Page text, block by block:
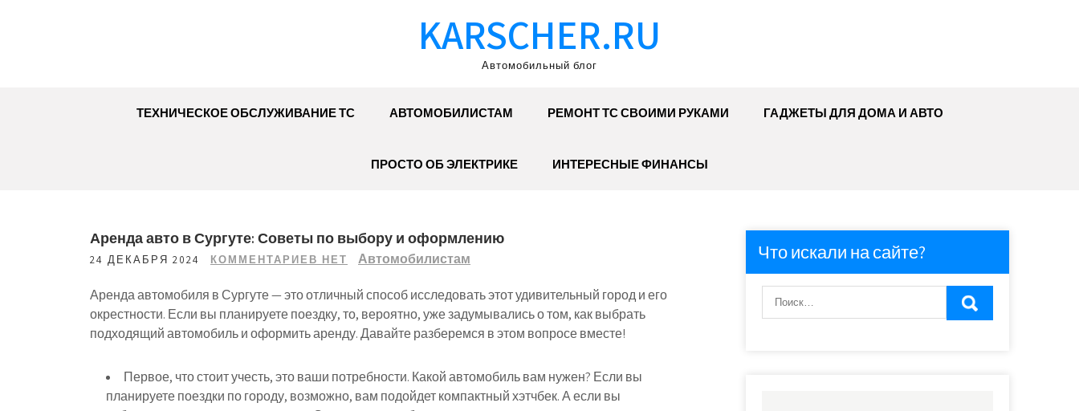
KARSCHER.RU
Автомобильный блог
ТЕХНИЧЕСКОЕ ОБСЛУЖИВАНИЕ ТС АВТОМОБИЛИСТАМ РЕМОНТ ТС СВОИМИ РУКАМИ ГАДЖЕТЫ ДЛЯ ДОМА И АВТО
ПРОСТО ОБ ЭЛЕКТРИКЕ ИНТЕРЕСНЫЕ ФИНАНСЫ
Аренда авто в Сургуте: Советы по выбору и оформлению
24 ДЕКАБРЯ 2024 КОММЕНТАРИЕВ НЕТ Автомобилистам
Аренда автомобиля в Сургуте — это отличный способ исследовать этот удивительный город и его
окрестности. Если вы планируете поездку, то, вероятно, уже задумывались о том, как выбрать
подходящий автомобиль и оформить аренду. Давайте разберемся в этом вопросе вместе!
Первое, что стоит учесть, это ваши потребности. Какой автомобиль вам нужен? Если вы
планируете поездки по городу, возможно, вам подойдет компактный хэтчбек. А если вы
Что искали на сайте?